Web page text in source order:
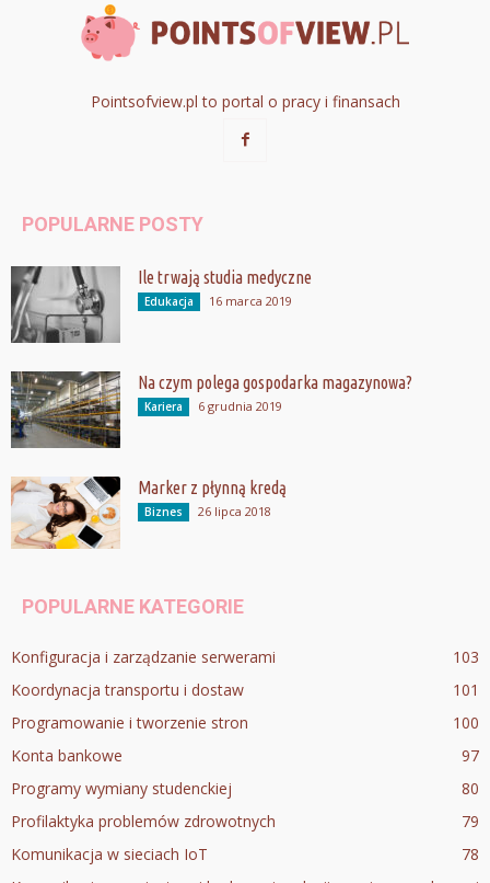
Pointsofview.pl to portal o pracy i finansach
POPULARNE POSTY
Ile trwają studia medyczne
Edukacja 16 marca 2019
Na czym polega gospodarka magazynowa?
Kariera 6 grudnia 2019
Marker z płynną kredą
Biznes 26 lipca 2018
POPULARNE KATEGORIE
Konfiguracja i zarządzanie serwerami
103
Koordynacja transportu i dostaw
101
Programowanie i tworzenie stron
100
Konta bankowe
97
Programy wymiany studenckiej
80
Profilaktyka problemów zdrowotnych
79
Komunikacja w sieciach IoT
78